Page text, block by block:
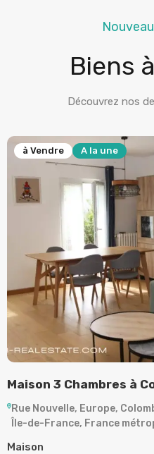
Biens
Découvrez nos
à Vendre A la une
Maison 3 Chambres à
Rue Nouvelle, Europe,
Île-de-France, France
Maison